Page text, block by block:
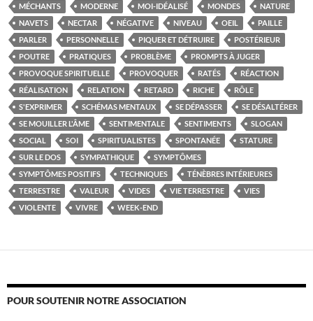
MÉCHANTS
MODERNE MOI-IDÉALISÉ MONDES
NATURE
NAVETS
NECTAR NÉGATIVE NIVEAU OEIL
PAILLE
PARLER
PERSONNELLE PIQUER ET DÉTRUIRE
POSTÉRIEUR
POUTRE
PRATIQUES PROBLÈME
PROMPTS À JUGER
PROVOQUE SPIRITUELLE
PROVOQUER RATÉS
RÉACTION
RÉALISATION
RELATION RETARD RICHE
RÔLE
S'EXPRIMER
SCHÉMAS MENTAUX SE DÉPASSER
SE DÉSALTÉRER
SE MOUILLER L'ÂME
SENTIMENTALE SENTIMENTS
SLOGAN
SOCIAL
SOI SPIRITUALISTES SPONTANÉE
STATURE
SUR LE DOS
SYMPATHIQUE
SYMPTÔMES
SYMPTÔMES POSITIFS
TECHNIQUES
TÉNÈBRES INTÉRIEURES
TERRESTRE
VALEUR VIDES VIE TERRESTRE
VIES
VIOLENTE
VIVRE WEEK-END
POUR SOUTENIR NOTRE ASSOCIATION